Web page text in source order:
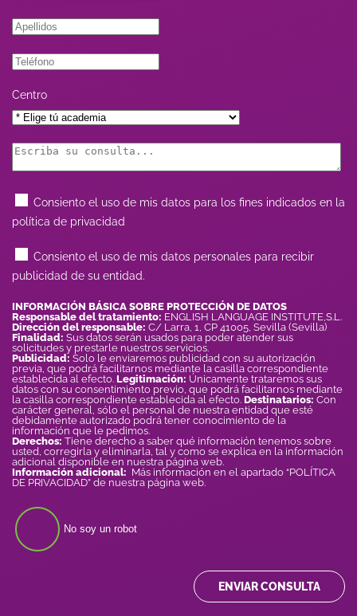
Centro
Consiento el uso de mis datos para los fines indicados en la
política de privacidad
Consiento el uso de mis datos personales para recibir
publicidad de su entidad.
INFORMACIÓN BÁSICA SOBRE PROTECCIÓN DE DATOS
Responsable del tratamiento: ENGLISH LANGUAGE INSTITUTE,S.L.
Dirección del responsable: C/ Larra, 1, CP 41005, Sevilla (Sevilla)
Finalidad: Sus datos serán usados para poder atender sus
solicitudes y prestarle nuestros servicios.
Publicidad: Solo le enviaremos publicidad con su autorización
previa, que podrá facilitarnos mediante la casilla correspondiente
establecida al efecto. Legitimación: Únicamente trataremos sus
datos con su consentimiento previo, que podrá facilitarnos mediante
la casilla correspondiente establecida al efecto. Destinatarios: Con
carácter general, sólo el personal de nuestra entidad que esté
debidamente autorizado podrá tener conocimiento de la
información que le pedimos.
Derechos: Tiene derecho a saber qué información tenemos sobre
usted, corregirla y eliminarla, tal y como se explica en la información
adicional disponible en nuestra página web.
Información adicional: Más información en el apartado “POLÍTICA
DE PRIVACIDAD” de nuestra página web.
No soy un robot
ENVIAR CONSULTA